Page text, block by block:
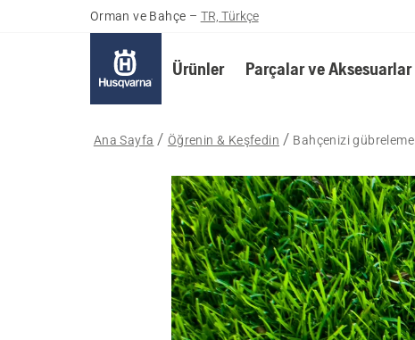
Orman ve Bahçe – TR, Türkçe
Ürünler Parçalar ve Aksesuarlar
Ana Sayfa Öğrenin & Keşfedin Bahçenizi gübreleme